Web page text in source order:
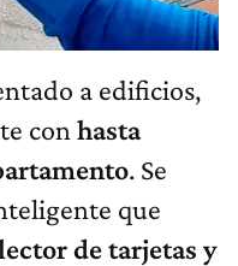
a edificios,
con hasta
. Se
que
de tarjetas y